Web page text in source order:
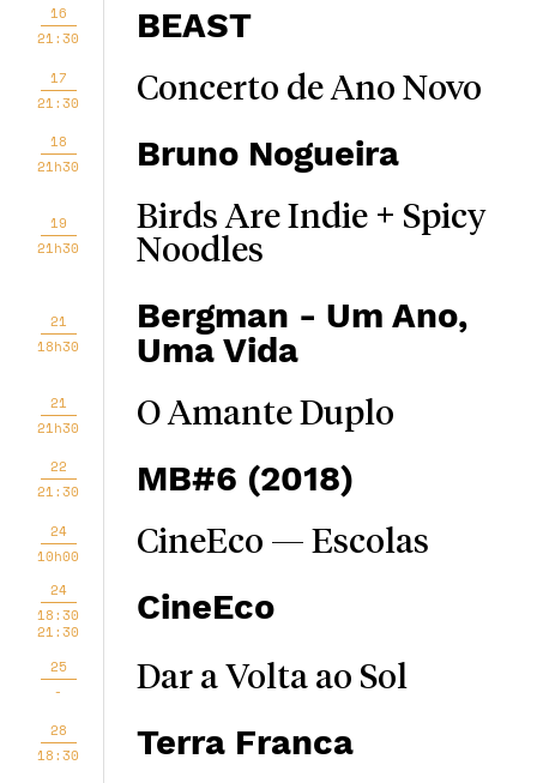
16
21:30
BEAST
17
21:30
Concerto de Ano Novo
18
21h30
Bruno Nogueira
19
21h30
Birds Are Indie + Spicy
Noodles
21
18h30
Bergman - Um Ano,
Uma Vida
21
21h30
O Amante Duplo
22
21:30
MB#6 (2018)
24
10h00
CineEco — Escolas
24
18:30
21:30
CineEco
25
-
Dar a Volta ao Sol
28
18:30
Terra Franca